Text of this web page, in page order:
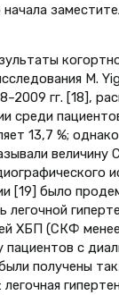
М.
гг. [18],
среди
13,7 %;
[19] было
легочной
ХБП (СКФ
пациентов с
получены